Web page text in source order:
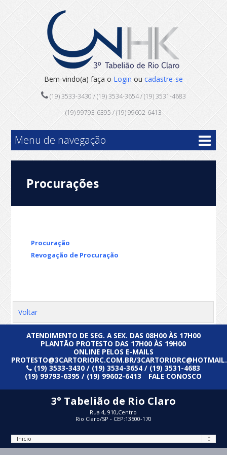
Bem-vindo(a) faça o Login ou cadastre-se
(19) 3533-3430 / (19) 3534-3654 / (19) 3531-4683
(19) 99793-6395 / (19) 99602-6413
Menu de navegação
Procurações
Procuração
Revogação de Procuração
Voltar
ATENDIMENTO DE SEG. A SEX. DAS 08H00 ÀS 17H00
PLANTÃO PROTESTO DAS 17H00 ÀS 19H00
ONLINE PELOS E-MAILS
PROTESTO@3CARTORIORC.COM.BR/
(19) 3533-3430 / (19) 3534-3654 / (19) 3531-4683
(19) 99793-6395 / (19) 99602-6413
FALE CONOSCO
3° Tabelião de Rio Claro
Rua 4, 910,Centro
Rio Claro/SP - CEP:13500-170